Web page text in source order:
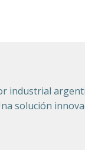
industrial
solución